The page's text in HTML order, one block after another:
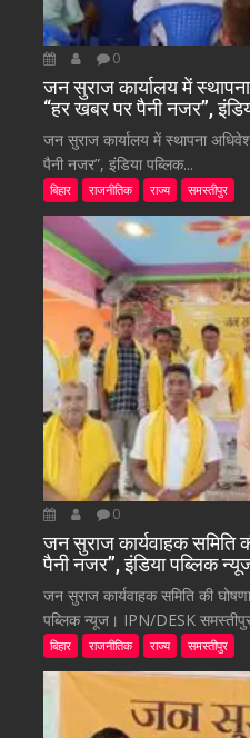
0
जन सुराज कार्यालय में
“हर खबर पर पैनी नजर”,
जन सुराज कार्यालय में स्थापना
पैनी नजर”, इंडिया पब्लिक...
बिहार राजनीतिक राज्य समस्तीपुर
0
जन सुराज कार्यवाहक समिति
पैनी नजर”, इंडिया पब्लिक
जन सुराज कार्यवाहक समिति की
पब्लिक न्यूज। IPN/DESK
बिहार राजनीतिक राज्य समस्तीपुर